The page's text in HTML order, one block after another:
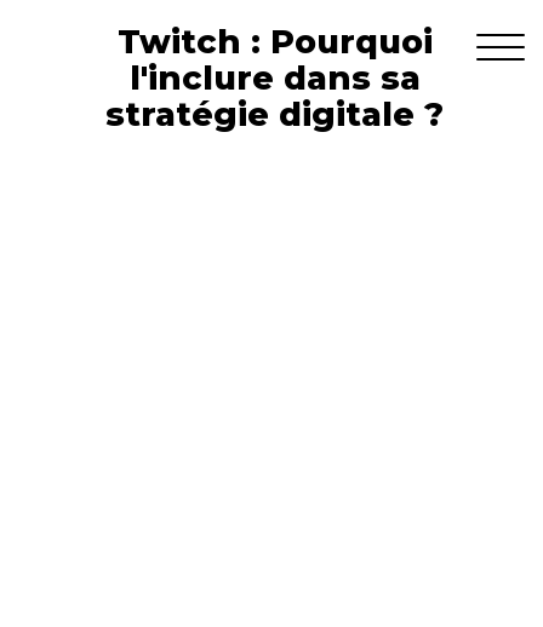
Twitch : Pourquoi
l'inclure dans sa
stratégie digitale ?